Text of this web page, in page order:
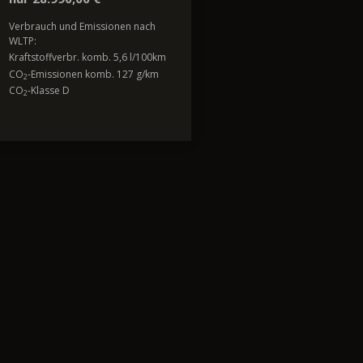
Verbrauch und Emissionen nach
WLTP:
Kraftstoffverbr. komb. 5,6 l/100km
CO2-Emissionen komb. 127 g/km
CO2-Klasse D